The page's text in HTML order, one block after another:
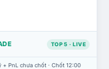
TOP 5 · LIVE
PnL chưa chốt · Chốt 12:00